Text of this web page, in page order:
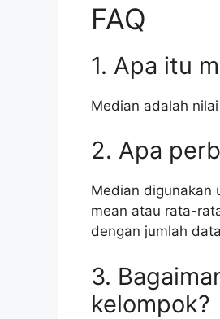
FAQ
1. Apa itu
Median adalah
2. Apa
Median digunakan
mean atau rata-
dengan jumlah
3.
kelompok?